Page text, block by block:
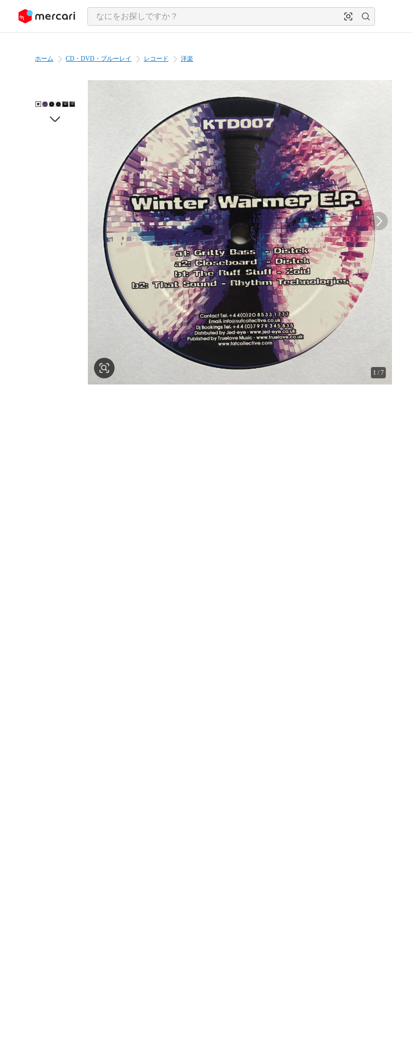
ツにスキップ
ホーム CD・DVD・ブルーレイ レコード 洋楽
1 /7